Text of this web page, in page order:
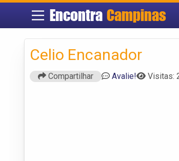
EncontraCampinas
Celio Encanador
Compartilhar Avalie! Visitas: